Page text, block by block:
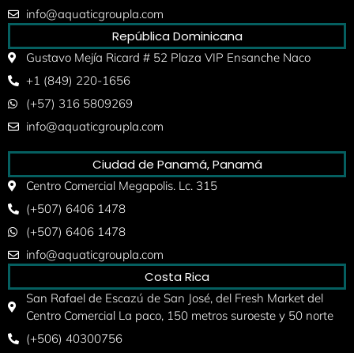
info@aquaticgroupla.com
República Dominicana
Gustavo Mejía Ricard # 52 Plaza VIP Ensanche Naco
+1 (849) 220-1656
(+57) 316 5809269
info@aquaticgroupla.com
Ciudad de Panamá, Panamá
Centro Comercial Megapolis. Lc. 315
(+507) 6406 1478
(+507) 6406 1478
info@aquaticgroupla.com
Costa Rica
San Rafael de Escazú de San José, del Fresh Market del
Centro Comercial La paco, 150 metros suroeste y 50 norte
(+506) 40300756